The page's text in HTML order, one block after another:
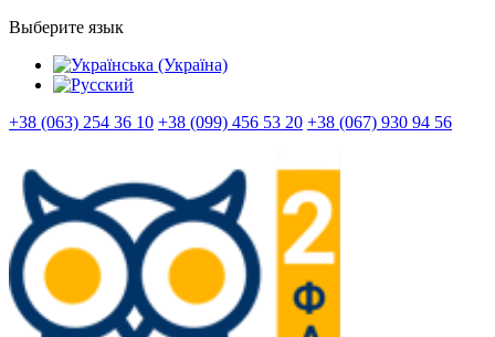
Выберите язык
+38 (063) 254 36 10 +38 (099) 456 53 20 +38 (067) 930 94 56